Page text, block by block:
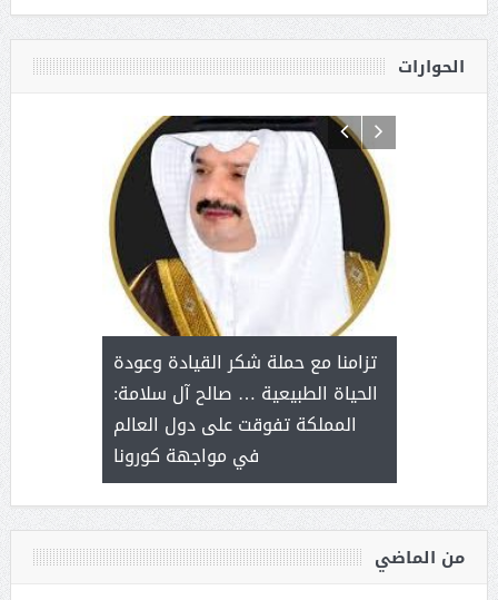
الحوارات
مع
بنت
تزامنا مع حملة شكر القيادة وعودة
الحياة الطبيعية … صالح آل سلامة:
المملكة تفوقت على دول العالم
في مواجهة كورونا
آل شرمه:
على برامج
هي أساس
من الماضي